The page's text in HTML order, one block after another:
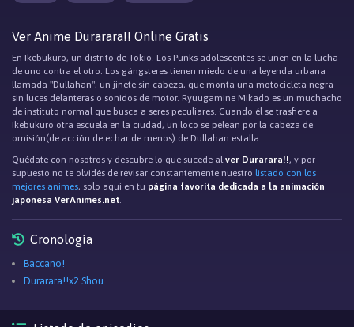
Ver Anime Durarara!! Online Gratis
En Ikebukuro, un distrito de Tokio. Los Punks adolescentes se unen en la lucha
de uno contra el otro. Los gángsteres tienen miedo de una leyenda urbana
llamada "Dullahan", un jinete sin cabeza, que monta una motocicleta negra
sin luces delanteras o sonidos de motor. Ryuugamine Mikado es un muchacho
de instituto normal que busca a seres peculiares. Cuando él se trasfiere a
Ikebukuro otra escuela en la ciudad, un loco se pelean por la cabeza de
omisión(de acción de echar de menos) de Dullahan estalla.
Quédate con nosotros y descubre lo que sucede alver Durarara!!, y por
supuesto no te olvidés de revisar constantemente nuestro listado con los
mejores animes, solo aqui en tu página favorita dedicada a la animación
japonesa VerAnimes.net.
Cronología
Baccano!
Durarara!!x2 Shou